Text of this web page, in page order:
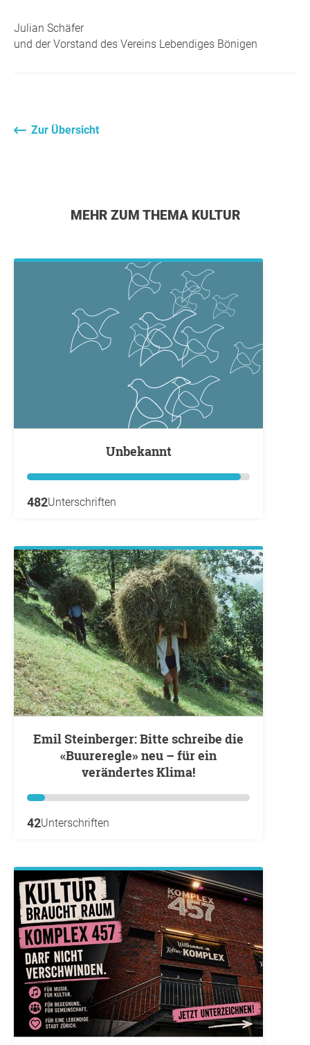
Julian Schäfer
und der Vorstand des Vereins Lebendiges Bönigen
Zur Übersicht
MEHR ZUM THEMA KULTUR
Unbekannt
482Unterschriften
Emil Steinberger: Bitte schreibe die
«Buureregle» neu – für ein
verändertes Klima!
42Unterschriften